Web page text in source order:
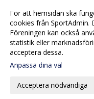
Nya framgångar för KGFs
Guld och silver till KGF
Må Bra-dagen en succé
inställningar
För att hemsidan ska
cookies från SportAdmin.
Föreningen kan också
statistik eller
acceptera dessa.
Anpassa dina val
Acceptera nödvändiga